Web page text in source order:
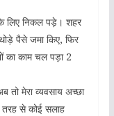
लिए निकल पड़े। शहर
पैसे जमा किए, फिर
का काम चल पड़ा 2
तो मेरा व्यवसाय अच्छा
से कोई सलाह